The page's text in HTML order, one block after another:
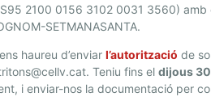
2100 0156 3102 0031 3560)
SETMANASANTA.
haureu d’enviarl’autorització de
Teniu fins eldijous
i enviar-nos la documentació per